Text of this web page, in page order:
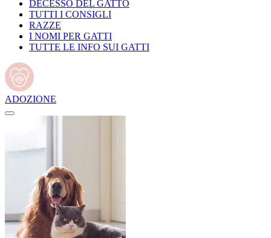
DECESSO DEL GATTO
TUTTI I CONSIGLI
RAZZE
I NOMI PER GATTI
TUTTE LE INFO SUI GATTI
ADOZIONE